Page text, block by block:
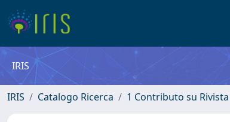
IRIS
IRIS Catalogo Ricerca 1 Contributo su Rivista